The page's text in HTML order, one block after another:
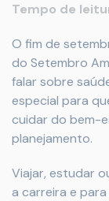
Tempo de
O fim de
do Setembro
falar sobre
especial para
cuidar do bem-
planejamento.
Viajar, estudar
a carreira e